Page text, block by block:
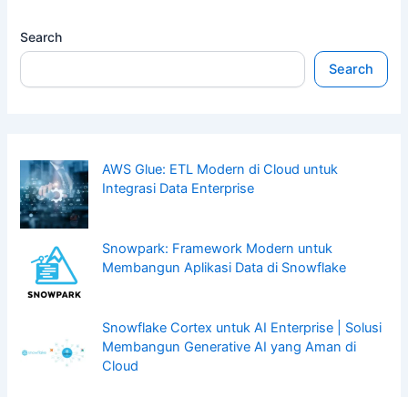
Search
Search
AWS Glue: ETL Modern di Cloud untuk
Integrasi Data Enterprise
Snowpark: Framework Modern untuk
Membangun Aplikasi Data di Snowflake
Snowflake Cortex untuk AI Enterprise | Solusi
Membangun Generative AI yang Aman di
Cloud